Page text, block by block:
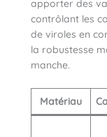
apporter des
contrôlant les
de viroles en
la robustesse
manche.
Matériau